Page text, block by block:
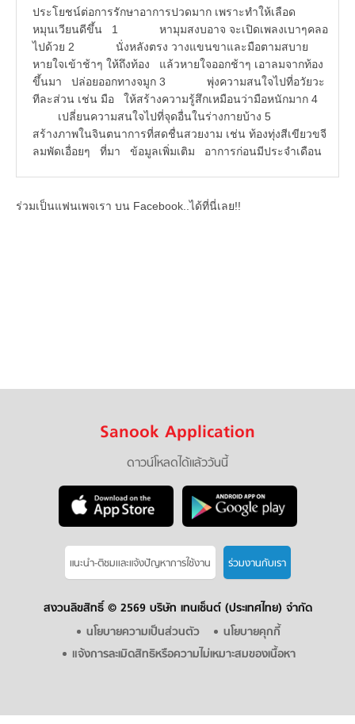
ประโยชน์ต่อการรักษาอาการปวดมาก เพราะทำให้เลือด
หมุนเวียนดีขึ้น 1 หามุมสงบอาจ จะเปิดเพลงเบาๆคลอ
ไปด้วย 2 นั่งหลังตรง วางแขนขาและมือตามสบาย
หายใจเข้าช้าๆ ให้ถึงท้อง แล้วหายใจออกช้าๆ เอาลมจากท้อง
ขึ้นมา ปล่อยออกทางจมูก 3 พุ่งความสนใจไปที่อวัยวะ
ทีละส่วน เช่น มือ ให้สร้างความรู้สึกเหมือนว่ามือหนักมาก 4
เปลี่ยนความสนใจไปที่จุดอื่นในร่างกายบ้าง 5
สร้างภาพในจินตนาการที่สดชื่นสวยงาม เช่น ท้องทุ่งสีเขียวขจี
ลมพัดเอื่อยๆ ที่มา ข้อมูลเพิ่มเติม อาการก่อนมีประจำเดือน
ร่วมเป็นแฟนเพจเรา บน Facebook..ได้ที่นี่เลย!!
Sanook Application
ดาวน์โหลดได้แล้ววันนี้
แนะนำ-ติชมเเละแจ้งปัญหาการใช้งาน ร่วมงานกับเรา
สงวนลิขสิทธิ์ © 2569 บริษัท เทนเซ็นต์ (ประเทศไทย) จำกัด
นโยบายความเป็นส่วนตัว
นโยบายคุกกี้
แจ้งการละเมิดสิทธิหรือความไม่เหมาะสมของเนื้อหา